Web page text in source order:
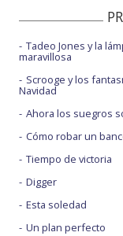
Tadeo Jones y la
maravillosa
Scrooge y los
Navidad
Ahora los suegros
Cómo robar un
Tiempo de victoria
Digger
Esta soledad
Un plan perfecto